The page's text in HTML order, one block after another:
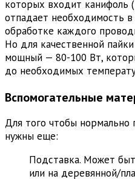
которых входит канифоль
отпадает необходимость
обработке каждого
Но для качественной
мощный — 80-100 Вт,
до необходимых
Вспомогательные
Для того чтобы нормально
нужны еще:
Подставка. Может
или на деревянной/